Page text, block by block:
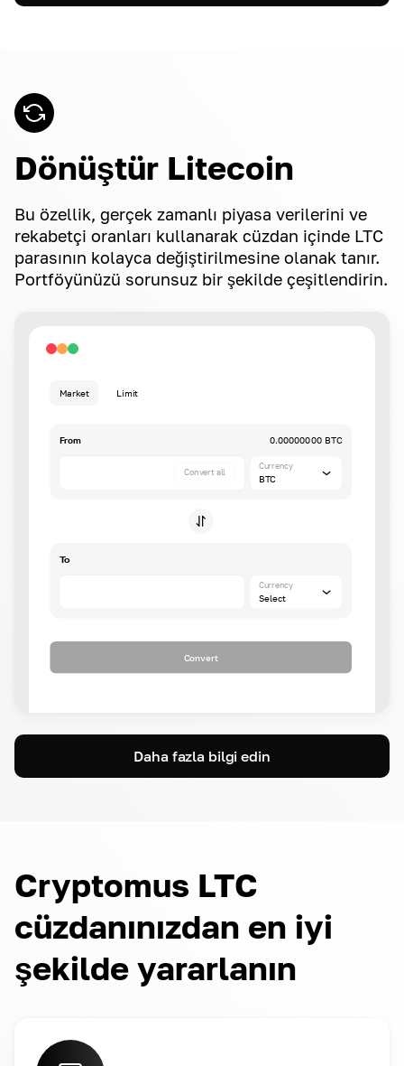
Dönüştür Litecoin
Bu özellik, gerçek zamanlı piyasa verilerini ve
rekabetçi oranları kullanarak cüzdan içinde LTC
parasının kolayca değiştirilmesine olanak tanır.
Portföyünüzü sorunsuz bir şekilde çeşitlendirin.
Market Limit
From 0.00000000 BTC
Convert all
Currency
BTC
To
Currency
Select
Convert
Daha fazla bilgi edin
Cryptomus LTC
cüzdanınızdan en iyi
şekilde yararlanın